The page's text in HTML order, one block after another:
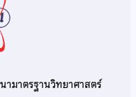
มาตรฐานวิทยาศาสตร์